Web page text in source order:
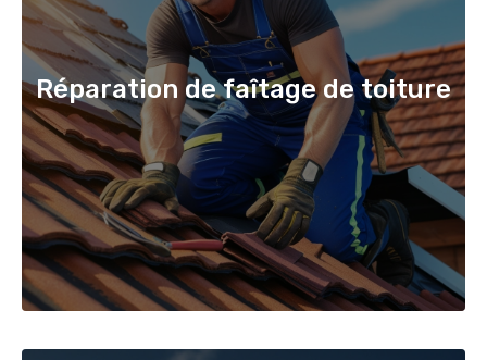
Réparation de faîtage de toiture